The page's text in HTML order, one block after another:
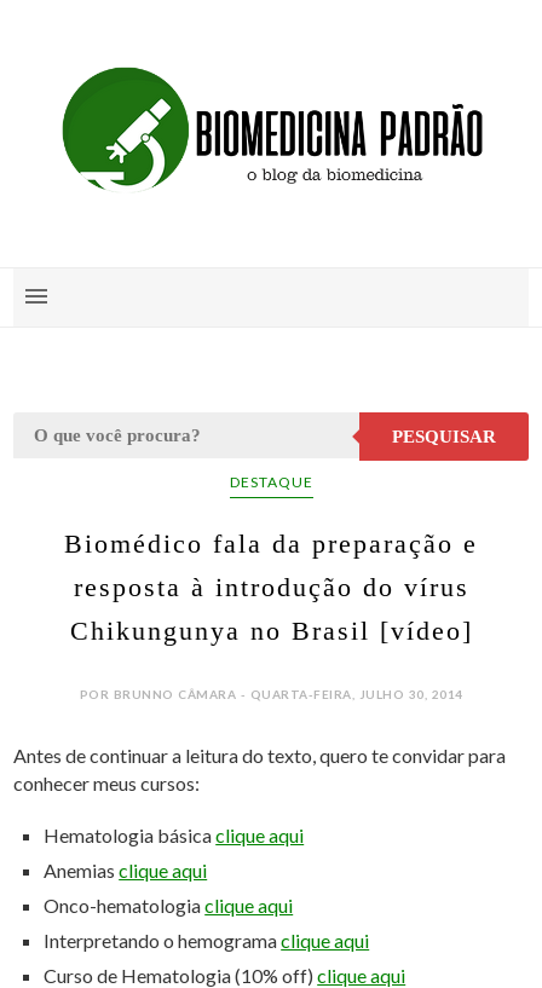
PESQUISAR
DESTAQUE
Biomédico fala da preparação e
resposta à introdução do vírus
Chikungunya no Brasil [vídeo]
POR BRUNNO CÂMARA - QUARTA-FEIRA, JULHO 30, 2014
Antes de continuar a leitura do texto, quero te convidar para
conhecer meus cursos:
Hematologia básicaclique aqui
Anemiasclique aqui
Onco-hematologiaclique aqui
Interpretando o hemogramaclique aqui
Curso de Hematologia (10% off)clique aqui